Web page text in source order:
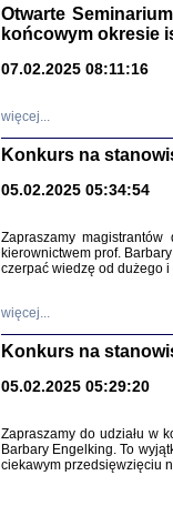
Otwarte
końcowym okresie
07.02.2025 08:11:16
więcej...
Konkurs na
05.02.2025 05:34:54
Zapraszamy
kierownictwem prof.
czerpać wiedzę od dużego
więcej...
Konkurs na
05.02.2025 05:29:20
Zapraszamy do udziału w
Barbary Engelking. To
ciekawym przedsięwzięciu